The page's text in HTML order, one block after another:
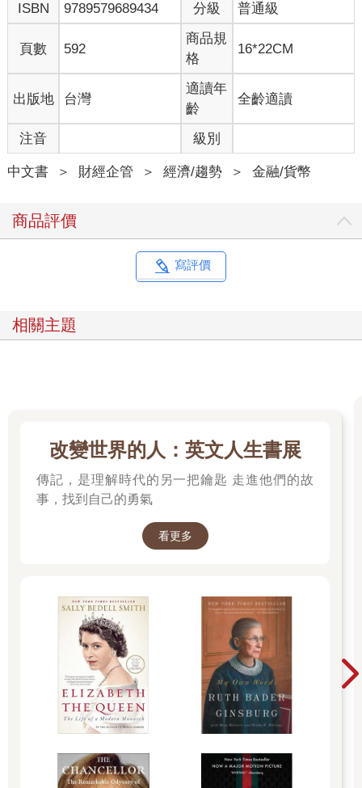
ISBN
9789579689434 分級 普通級
頁數 592
商品規
格
16*22CM
出版地 台灣
適讀年
齡
全齡適讀
注音 級別
中文書 ＞ 財經企管 ＞ 經濟/趨勢 ＞ 金融/貨幣
商品評價
寫評價
相關主題
改變世界的人：英文人生書展
傳記，是理解時代的另一把鑰匙 走進他們的故
事，找到自己的勇氣
看更多